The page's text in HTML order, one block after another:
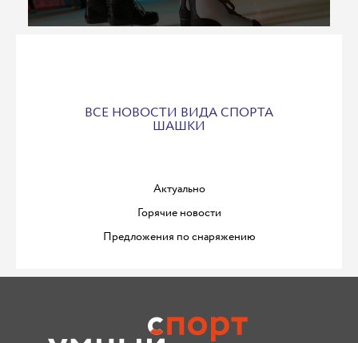
ВСЕ НОВОСТИ ВИДА СПОРТА
ШАШКИ
Актуально
Горячие новости
Предложения по снаряжению